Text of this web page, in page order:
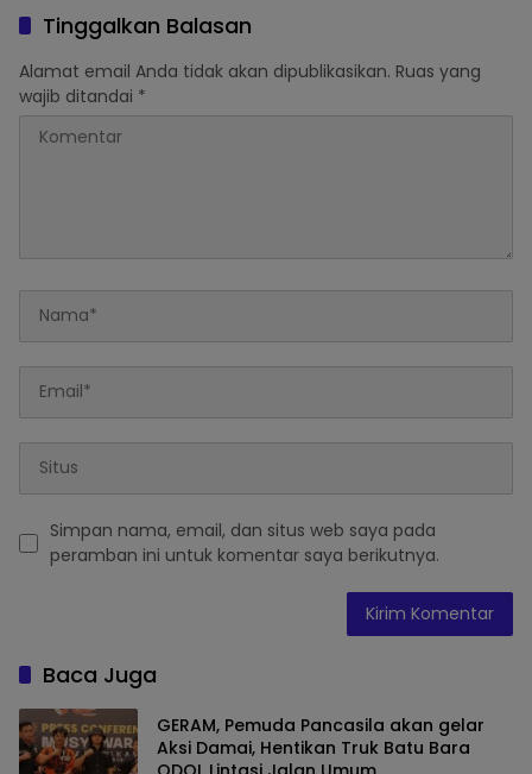
Mitigasi dan Penegakan
Hukum
Tinggalkan Balasan
Alamat email Anda tidak akan dipublikasikan. Ruas yang
wajib ditandai *
Simpan nama, email, dan situs web saya pada
peramban ini untuk komentar saya berikutnya.
Baca Juga
GERAM, Pemuda Pancasila akan gelar
Aksi Damai, Hentikan Truk Batu Bara